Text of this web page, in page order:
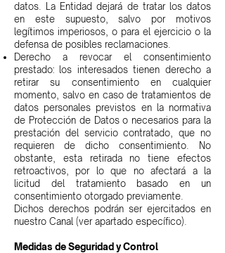
datos. La Entidad dejará de tratar los datos
en este supuesto, salvo por motivos
legítimos imperiosos, o para el ejercicio o la
defensa de posibles reclamaciones.
Derecho a revocar el consentimiento
prestado: los interesados tienen derecho a
retirar su consentimiento en cualquier
momento, salvo en caso de tratamientos de
datos personales previstos en la normativa
de Protección de Datos o necesarios para la
prestación del servicio contratado, que no
requieren de dicho consentimiento. No
obstante, esta retirada no tiene efectos
retroactivos, por lo que no afectará a la
licitud del tratamiento basado en un
consentimiento otorgado previamente.
Dichos derechos podrán ser ejercitados en
nuestro Canal (ver apartado específico).
Medidas de Seguridad y Control